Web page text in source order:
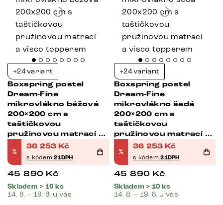
+24 variant
Boxspring postel
Dream-Fine
mikrovlákno béžová
200×200 cm s
taštičkovou
pružinovou matrací a
visco topperem
%
36 253 Kč
s kódem21DPH
45 890 Kč
Skladem > 10 ks
14. 8. – 19. 8. u vás
+24 variant
Boxspring postel
Dream-Fine
mikrovlákno šedá
200×200 cm s
taštičkovou
pružinovou matrací a
visco topperem
%
36 253 Kč
s kódem21DPH
45 890 Kč
Skladem > 10 ks
14. 8. – 19. 8. u vás